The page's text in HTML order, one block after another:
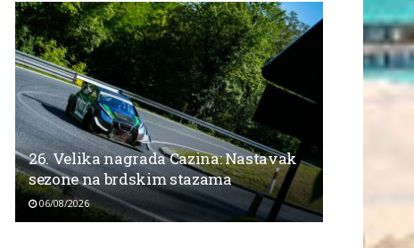
26. Velika nagrada Cazina: Nastavak
sezone na brdskim stazama
06/08/2026